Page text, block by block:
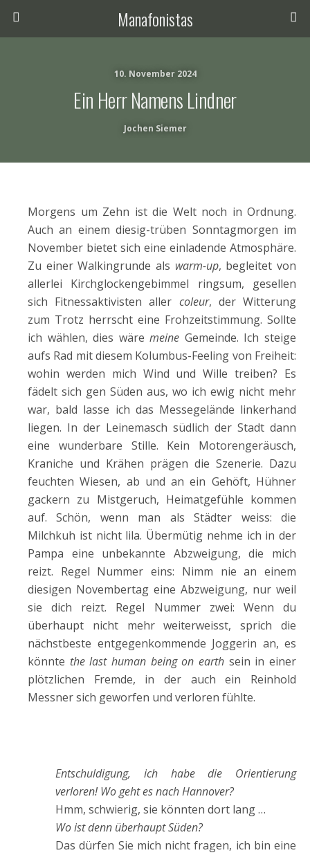
Manafonistas
10. November 2024
Ein Herr Namens Lindner
Jochen Siemer
Morgens um Zehn ist die Welt noch in Ordnung.
Auch an einem diesig-trüben Sonntagmorgen im
November bietet sich eine einladende Atmosphäre.
Zu einer Walkingrunde als warm-up, begleitet von
allerlei Kirchglockengebimmel ringsum, gesellen
sich Fitnessaktivisten aller coleur, der Witterung
zum Trotz herrscht eine Frohzeitstimmung. Sollte
ich wählen, dies wäremeine Gemeinde. Ich steige
aufs Rad mit diesem Kolumbus-Feeling von Freiheit:
wohin werden mich Wind und Wille treiben? Es
fädelt sich gen Süden aus, wo ich ewig nicht mehr
war, bald lasse ich das Messegelände linkerhand
liegen. In der Leinemasch südlich der Stadt dann
eine wunderbare Stille. Kein Motorengeräusch,
Kraniche und Krähen prägen die Szenerie. Dazu
feuchten Wiesen, ab und an ein Gehöft, Hühner
gackern zu Mistgeruch, Heimatgefühle kommen
auf. Schön, wenn man als Städter weiss: die
Milchkuh ist nicht lila. Übermütig nehme ich in der
Pampa eine unbekannte Abzweigung, die mich
reizt. Regel Nummer eins: Nimm nie an einem
diesigen Novembertag eine Abzweigung, nur weil
sie dich reizt. Regel Nummer zwei: Wenn du
überhaupt nicht mehr weiterweisst, sprich die
nächstbeste entgegenkommende Joggerin an, es
könnte the last human being on earth sein in einer
plötzlichen Fremde, in der auch ein Reinhold
Messner sich geworfen und verloren fühlte.
Entschuldigung, ich habe die Orientierung
verloren! Wo geht es nach Hannover?
Hmm, schwierig, sie könnten dort lang …
Wo ist denn überhaupt Süden?
Das dürfen Sie mich nicht fragen, ich bin eine